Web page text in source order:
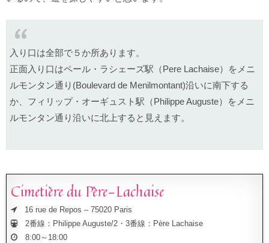
入り口は全部で５か所あります。
正面入り口はペール・ラシェーズ駅（Pere Lachaise）をメニ
ルモンタン通り(Boulevard de Menilmontant)沿いに南下する
か、フィリップ・オーギュスト駅（Philippe Auguste）をメニ
ルモンタン通り沿いに北上すると見えます。
Cimetière du Père-Lachaise
16 rue de Repos – 75020 Paris
2番線：Philippe Auguste/2・3番線：Père Lachaise
8:00～18:00